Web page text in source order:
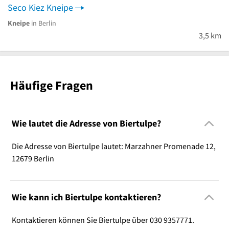
Seco Kiez Kneipe
Kneipe in Berlin
3,5 km
Häufige Fragen
Wie lautet die Adresse von Biertulpe?
Die Adresse von Biertulpe lautet: Marzahner Promenade 12,
12679 Berlin
Wie kann ich Biertulpe kontaktieren?
Kontaktieren können Sie Biertulpe über 030 9357771.